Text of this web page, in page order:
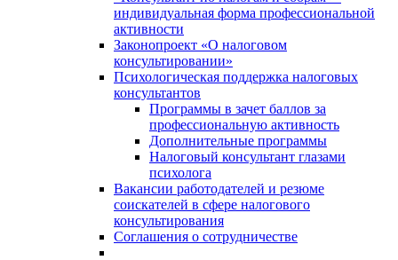
индивидуальная форма профессиональной
активности
Законопроект «О налоговом
консультировании»
Психологическая поддержка налоговых
консультантов
Программы в зачет баллов за
профессиональную активность
Дополнительные программы
Налоговый консультант глазами
психолога
Вакансии работодателей и резюме
соискателей в сфере налогового
консультирования
Соглашения о сотрудничестве